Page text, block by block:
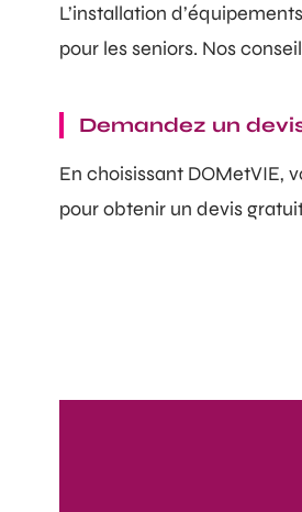
L’installation
pour les seniors. Nos
Demandez un
En choisissant DOMetVIE,
pour obtenir un devis